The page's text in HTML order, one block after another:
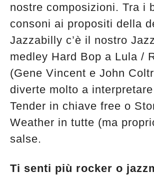
nostre composizioni. Tra i
consoni ai propositi della
Jazzabilly c’è il nostro
medley Hard Bop a Lula /
(Gene Vincent e John
diverte molto a
Tender in chiave free o
Weather in tutte (ma
salse.
Ti senti più rocker o